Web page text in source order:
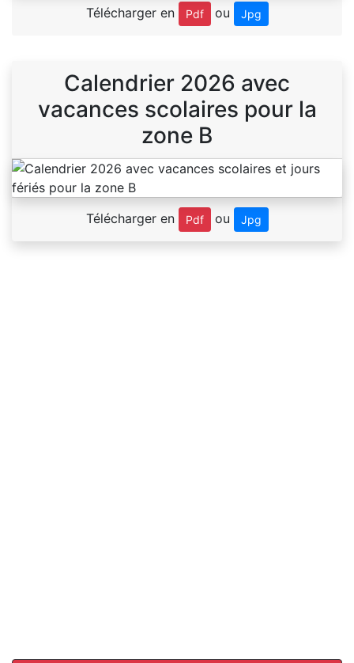
Télécharger en Pdf ou Jpg
Calendrier 2026 avec
vacances scolaires pour la
zone B
Télécharger en Pdf ou Jpg